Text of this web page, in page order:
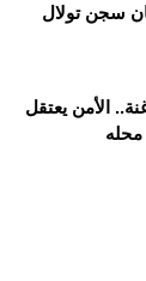
سجن تولال
الأمن يعتقل